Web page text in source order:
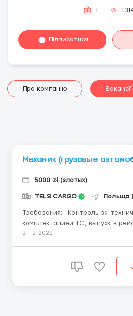
1
Підписатися
Про компанію Вакансії
Механик (грузовые
5000 zł (злотых)
TELS CARGO Польща
Требования: · Контроль за техническим состоянием,
комплектацией ТС, выпуск в
исправного автомобильного
по техобслуживанию и ремонту
21-12-2022